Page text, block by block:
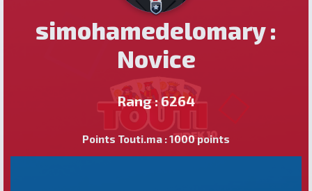
simohamedelomary :
Novice
Rang : 6264
Points Touti.ma : 1000 points